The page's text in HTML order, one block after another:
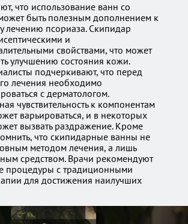
что использование ванн со
быть полезным дополнением к
лечению псориаза. Скипидар
и
свойствами, что может
улучшению состояния кожи.
подчеркивают, что перед
лечения необходимо
с дерматологом.
чувствительность к компонентам
варьироваться, и в некоторых
вызвать раздражение. Кроме
что скипидарные ванны не
методом лечения, а лишь
средством. Врачи рекомендуют
процедуры с традиционными
для достижения наилучших